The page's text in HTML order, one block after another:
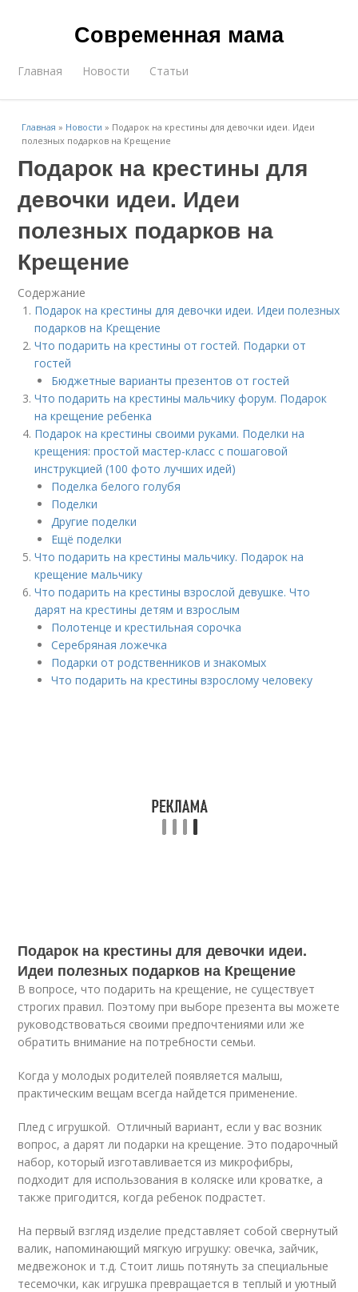
Современная мама
Главная Новости Статьи
Главная » Новости » Подарок на крестины для дeвoчки идеи. Идеи
полезных подарков на Крещение
Подарок на крестины для
дeвoчки идеи. Идеи
полезных подарков на
Крещение
Содержание
Подарок на крестины для дeвoчки идеи. Идеи полезных
подарков на Крещение
Что подарить на крестины от гостей. Подарки от
гостей
Бюджетные варианты презентов от гостей
Что подарить на крестины мальчику форум. Подарок
на крещение ребенка
Подарок на крестины своими руками. Поделки на
крещения: простой мастер-класс с пошаговой
инструкцией (100 фото лучших идей)
Поделка белого голубя
Поделки
Другие поделки
Ещё поделки
Что подарить на крестины мальчику. Подарок на
крещение мальчику
Что подарить на крестины взрослой девушке. Что
дарят на крестины детям и взрослым
Полотенце и крестильная сорочка
Серебряная ложечка
Подарки от родственников и знакомых
Что подарить на крестины взрослому человеку
Подарок на крестины для дeвoчки идеи.
Идеи полезных подарков на Крещение
В вопросе, что подарить на крещение, не существует
строгих правил. Поэтому при выборе презента вы можете
руководствоваться своими предпочтениями или же
обратить внимание на потребности семьи.
Когда у молодых родителей появляется малыш,
практическим вещам всегда найдется применение.
Плед с игрушкой. Отличный вариант, если у вас возник
вопрос, а дарят ли подарки на крещение. Это подарочный
набор, который изготавливается из микрофибры,
подходит для использования в коляске или кроватке, а
также пригодится, когда ребенок подрастет.
На первый взгляд изделие представляет собой свернутый
валик, напоминающий мягкую игрушку: овечка, зайчик,
медвежонок и т.д. Стоит лишь потянуть за специальные
тесемочки, как игрушка превращается в теплый и уютный